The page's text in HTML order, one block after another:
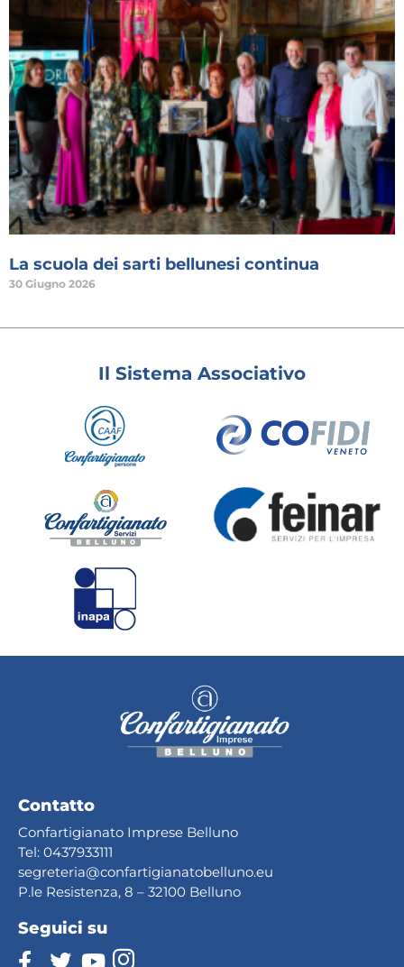
La scuola dei sarti bellunesi continua
30 Giugno 2026
Il Sistema Associativo
Contatto
Confartigianato Imprese Belluno
Tel: 0437933111
segreteria@confartigianatobelluno.eu
P.le Resistenza, 8 – 32100 Belluno
Seguici su